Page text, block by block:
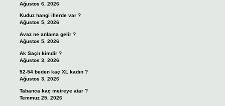
Ağustos 6, 2026
Kuduz hangi illerde var ?
Ağustos 5, 2026
Avaz ne anlama gelir ?
Ağustos 5, 2026
Ak Saçlı kimdir ?
Ağustos 3, 2026
52-54 beden kaç XL kadın ?
Ağustos 3, 2026
Tabanca kaç metreye atar ?
Temmuz 25, 2026